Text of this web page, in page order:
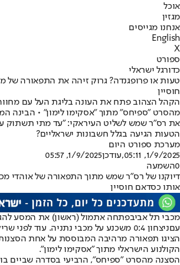
אוכל
מגזין
אנחנו מגייסים
English
X
ספורט
כדורגל ישראלי
טעות או פרופגנדה? גרוק זיהה את התפאורה של
חוסיין
הקהל הצהוב פתח את העונה בליגת העל עם
את רס"ר שמש לשליט העיראקי: "עד מתי תשתוק
הטעות הגיעה בגלל חשבונות ישראליים?
מערכת ספורט היום
1/9/2025, 05:11
,עודכן1/9/2025, 05:57
0השמעה
דיוקנו של רס"ר שמש מתוך התפאורה של אוהדי
אותו כסדאם חוסיין
מכבי תל אביבפתחה אתמול (ראשון) את המסע
עםניצחון 0:4 משכנע על מכבי נתניה
. עוד לפני
הציגו תפאורה מרהיבה המבוססת על אחת
הקולנוע הישראלי מתוך "אסקימו לימון".
הסצנה מהסרט "ספיחס", הרביעי בסדרה שביים